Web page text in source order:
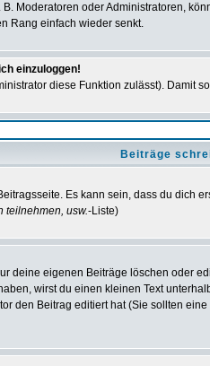
Moderatoren oder Administratoren,
Rang einfach wieder senkt.
einzuloggen!
diese Funktion zulässt). Damit
Beiträge
Es kann sein, dass du
teilnehmen, usw.-Liste)
deine eigenen Beiträge löschen oder
wirst du einen kleinen Text
den Beitrag editiert hat (Sie sollten